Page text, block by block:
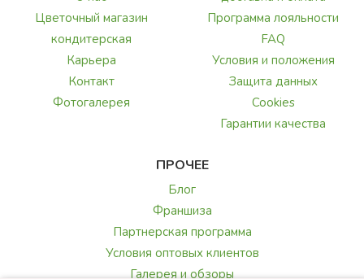
Цветочный магазин
кондитерская
Карьера
Контакт
Фотогалерея
Программа лояльности
FAQ
Условия и положения
Защита данных
Cookies
Гарантии качества
ПРОЧЕЕ
Блог
Франшиза
Партнерская программа
Условия оптовых клиентов
Галерея и обзоры